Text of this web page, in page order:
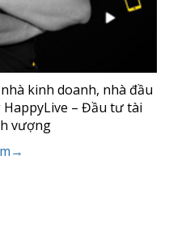
kinh doanh, nhà đầu
– Đầu tư tài
vượng